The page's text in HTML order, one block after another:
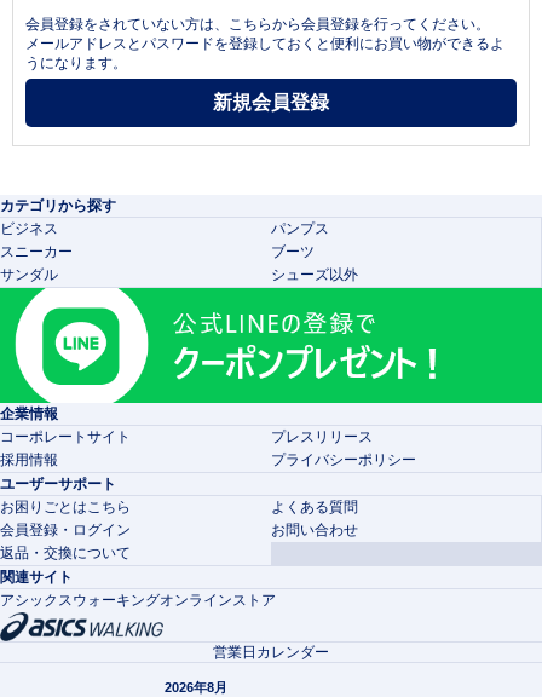
会員登録をされていない方は、こちらから会員登録を行ってください。
メールアドレスとパスワードを登録しておくと便利にお買い物ができるよ
うになります。
カテゴリから探す
ビジネス
パンプス
スニーカー
ブーツ
サンダル
シューズ以外
企業情報
コーポレートサイト
プレスリリース
採用情報
プライバシーポリシー
ユーザーサポート
お困りごとはこちら
よくある質問
会員登録・ログイン
お問い合わせ
返品・交換について
関連サイト
アシックスウォーキングオンラインストア
営業日カレンダー
2026年8月